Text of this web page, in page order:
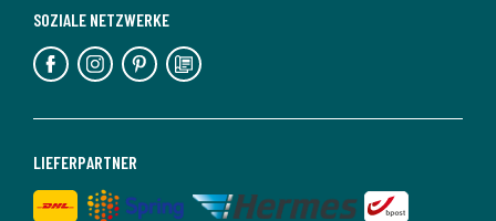
LIEFERPARTNER
SOZIALE NETZWERKE